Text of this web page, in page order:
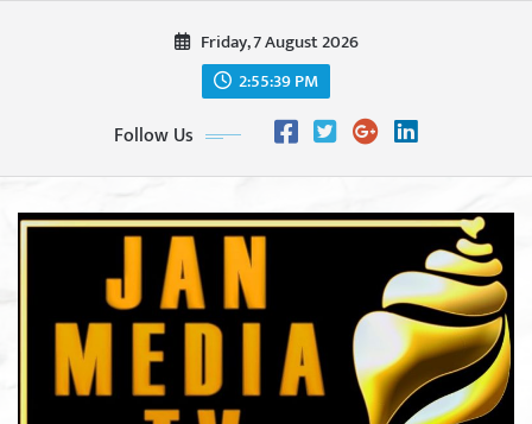
Friday, 7 August 2026
2:55:41 PM
Follow Us